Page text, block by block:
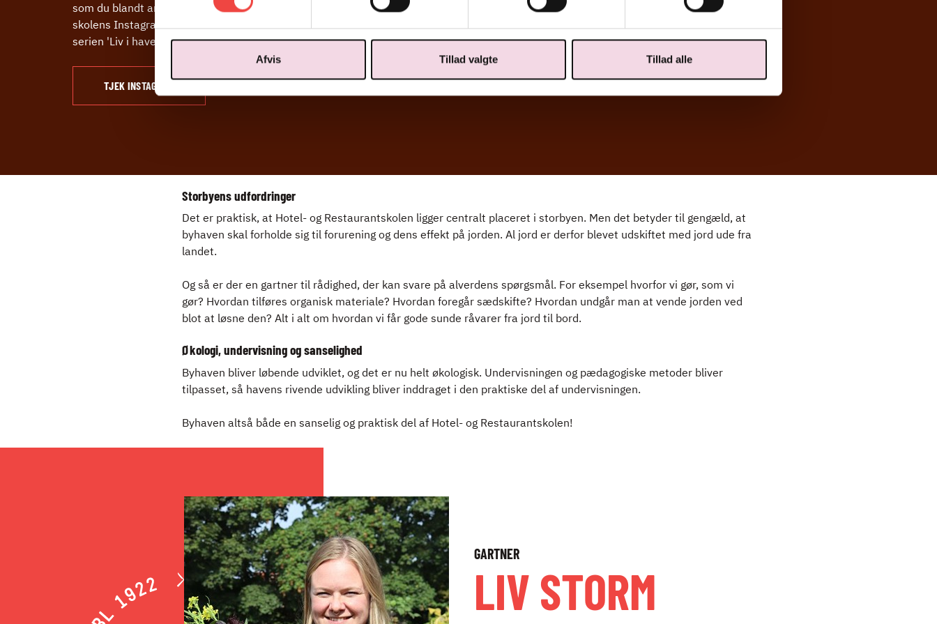
Afvis Tillad valgte Tillad alle
som du blandt andet kan følge på
skolens Instagramprofil hrs_kbh i
serien 'Liv i haven'.
TJEK INSTAGRAM
Storbyens udfordringer
Det er praktisk, at Hotel- og Restaurantskolen ligger centralt placeret i storbyen. Men det betyder til gengæld, at
byhaven skal forholde sig til forurening og dens effekt på jorden. Al jord er derfor blevet udskiftet med jord ude fra
landet.
Og så er der en gartner til rådighed, der kan svare på alverdens spørgsmål. For eksempel hvorfor vi gør, som vi
gør? Hvordan tilføres organisk materiale? Hvordan foregår sædskifte? Hvordan undgår man at vende jorden ved
blot at løsne den? Alt i alt om hvordan vi får gode sunde råvarer fra jord til bord.
Økologi, undervisning og sanselighed
Byhaven bliver løbende udviklet, og det er nu helt økologisk. Undervisningen og pædagogiske metoder bliver
tilpasset, så havens rivende udvikling bliver inddraget i den praktiske del af undervisningen.
Byhaven altså både en sanselig og praktisk del af Hotel- og Restaurantskolen!
GARTNER
LIV STORM